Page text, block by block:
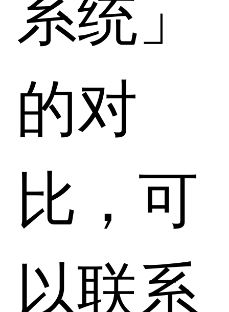
的对
比，可
以联系